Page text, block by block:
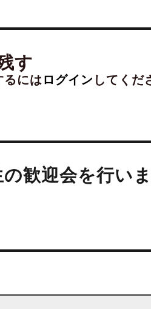
す
るには ログイン してくだ
歓迎会を行い